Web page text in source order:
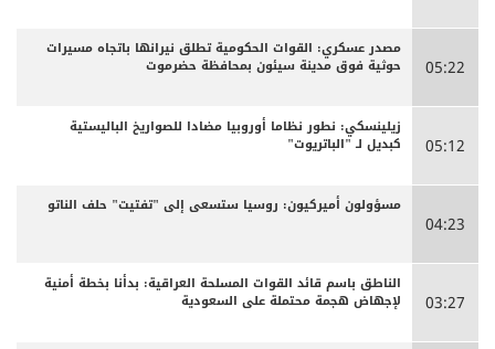
05:22
مصدر عسكري: القوات الحكومية تطلق نيرانها باتجاه مسيرات
حوثية فوق مدينة سيئون بمحافظة حضرموت
05:12
زيلينسكي: نطور نظاما أوروبيا مضادا للصواريخ الباليستية
كبديل لـ "الباتريوت"
04:23
مسؤولون أميركيون: روسيا ستسعى إلى "تفتيت" حلف الناتو
03:27
الناطق باسم قائد القوات المسلحة العراقية: بدأنا بخطة أمنية
لإجهاض هجمة محتملة على السعودية